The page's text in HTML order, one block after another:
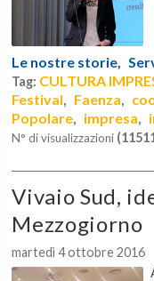
Le nostre storie,
Tag: CULTURA
Festival, Faenza,
Popolare, impresa,
N° di visualizzazioni
Vivaio Sud,
Mezzogiorno
martedì 4 ottobre 2016